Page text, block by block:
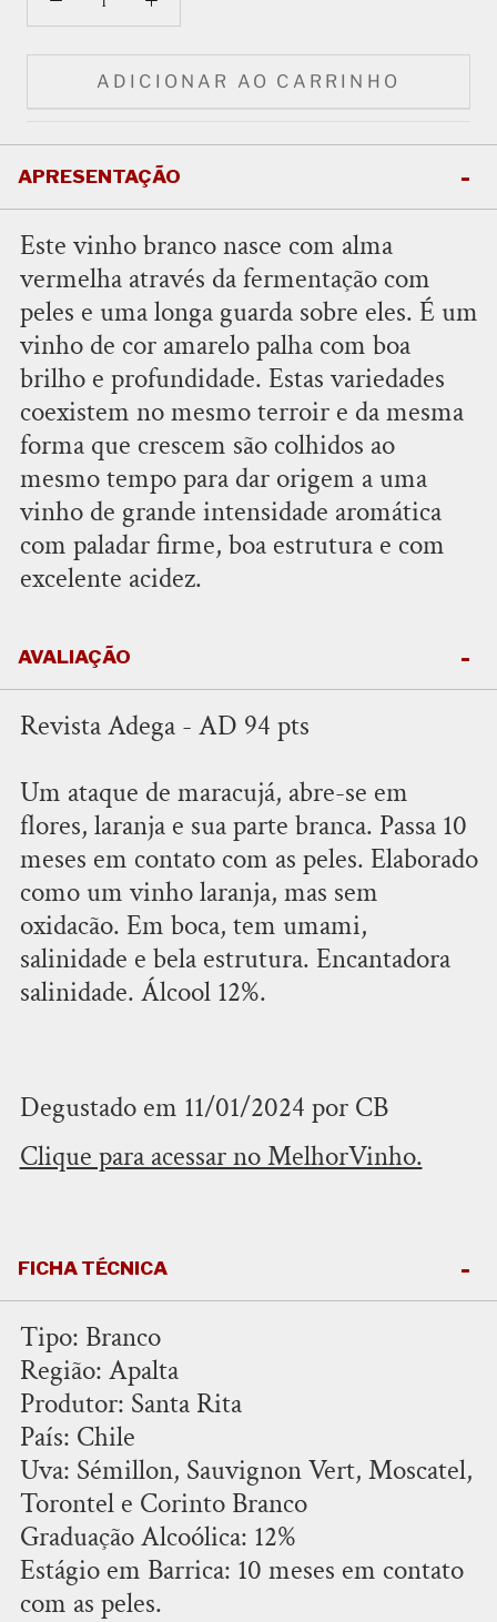
ADICIONAR AO CARRINHO
APRESENTAÇÃO
Este vinho branco nasce com alma
vermelha através da fermentação com
peles e uma longa guarda sobre eles. É um
vinho de cor amarelo palha com boa
brilho e profundidade. Estas variedades
coexistem no mesmo terroir e da mesma
forma que crescem são colhidos ao
mesmo tempo para dar origem a uma
vinho de grande intensidade aromática
com paladar firme, boa estrutura e com
excelente acidez.
AVALIAÇÃO
Revista Adega - AD 94 pts
Um ataque de maracujá, abre-se em
flores, laranja e sua parte branca. Passa 10
meses em contato com as peles. Elaborado
como um vinho laranja, mas sem
oxidacão. Em boca, tem umami,
salinidade e bela estrutura. Encantadora
salinidade. Álcool 12%.
Degustado em 11/01/2024 por CB
Clique para acessar no MelhorVinho.
FICHA TÉCNICA
Tipo: Branco
Região: Apalta
Produtor: Santa Rita
País: Chile
Uva: Sémillon, Sauvignon Vert, Moscatel,
Torontel e Corinto Branco
Graduação Alcoólica: 12%
Estágio em Barrica: 10 meses em contato
com as peles.